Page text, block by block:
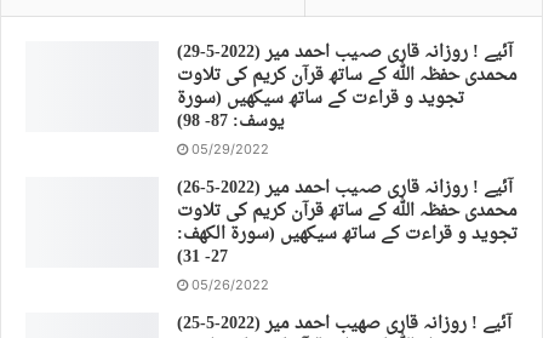
(29-5-2022) آئیے ! روزانہ قاری صہیب احمد میر
محمدی حفظہ اللہ کے ساتھ قرآن کریم کی تلاوت
تجوید و قراءت کے ساتھ سیکھیں (سورة
يوسف: 87- 98)
05/29/2022
(26-5-2022) آئیے ! روزانہ قاری صہیب احمد میر
محمدی حفظہ اللہ کے ساتھ قرآن کریم کی تلاوت
تجوید و قراءت کے ساتھ سیکھیں (سورة الكهف:
27- 31)
05/26/2022
(25-5-2022) آئیے ! روزانہ قاری صهیب احمد میر